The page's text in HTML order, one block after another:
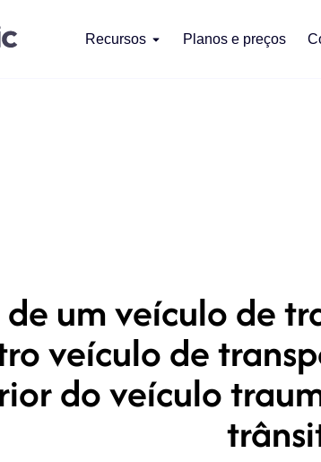
Recursos Planos e preços
um veículo de
veículo de
do veículo